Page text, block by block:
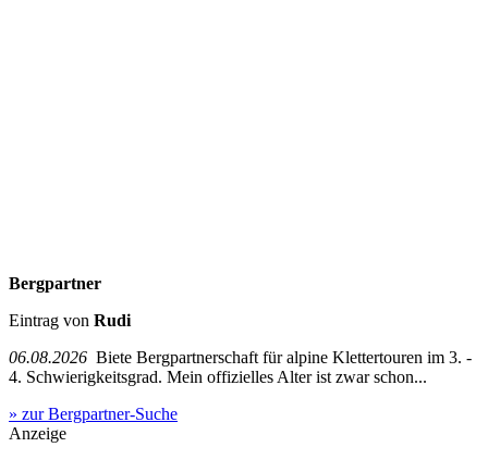
Bergpartner
Eintrag von Rudi
06.08.2026 Biete Bergpartnerschaft für alpine Klettertouren im 3. -
4. Schwierigkeitsgrad. Mein offizielles Alter ist zwar schon...
» zur Bergpartner-Suche
Anzeige